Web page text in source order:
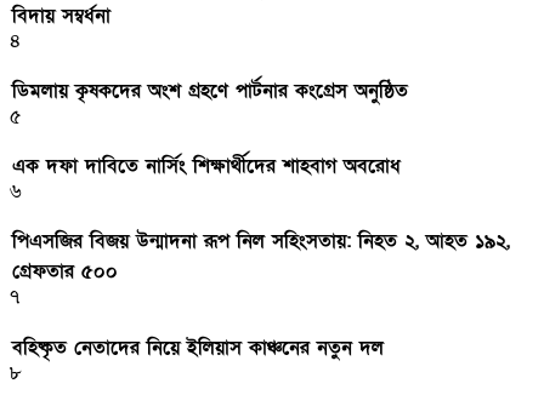
বিদায় সম্বর্ধনা
৪
ডিমলায় কৃষকদের অংশ গ্রহণে পার্টনার কংগ্রেস অনুষ্ঠিত
৫
এক দফা দাবিতে নার্সিং শিক্ষার্থীদের শাহবাগ অবরোধ
৬
পিএসজির বিজয় উন্মাদনা রূপ নিল সহিংসতায়: নিহত ২, আহত ১৯২,
গ্রেফতার ৫০০
৭
বহিষ্কৃত নেতাদের নিয়ে ইলিয়াস কাঞ্চনের নতুন দল
৮